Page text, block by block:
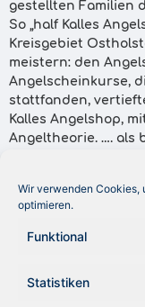
Wir verwenden Cookies,
optimieren.
Funktional
Statistiken
gestellten Familien
So „half Kalles
Kreisgebiet
meistern: den
Angelscheinkurse,
stattfanden,
Kalles Angelshop,
Angeltheorie. …. als
wurde das Projekt
Mitglied Karl-Heinz
Kinderhilfe, die
Reporter`.